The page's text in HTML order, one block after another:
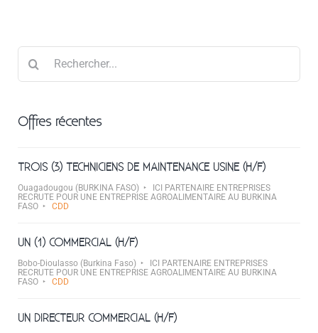
Offres récentes
TROIS (3) TECHNICIENS DE MAINTENANCE USINE (H/F)
Ouagadougou (BURKINA FASO)
ICI PARTENAIRE ENTREPRISES
RECRUTE POUR UNE ENTREPRISE AGROALIMENTAIRE AU BURKINA
FASO
CDD
UN (1) COMMERCIAL (H/F)
Bobo-Dioulasso (Burkina Faso)
ICI PARTENAIRE ENTREPRISES
RECRUTE POUR UNE ENTREPRISE AGROALIMENTAIRE AU BURKINA
FASO
CDD
UN DIRECTEUR COMMERCIAL (H/F)